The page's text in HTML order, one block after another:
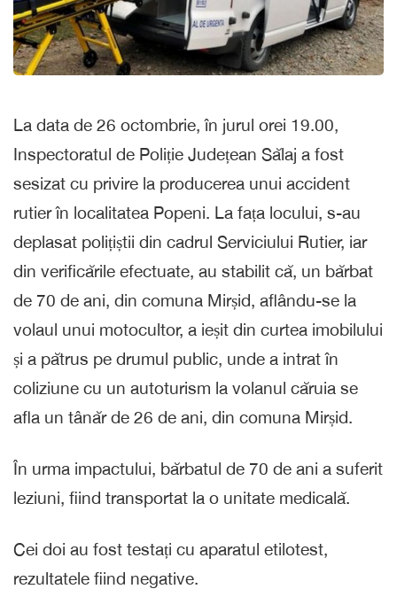
La data de 26 octombrie, în jurul orei 19.00,
Inspectoratul de Poliție Județean Sălaj a fost
sesizat cu privire la producerea unui accident
rutier în localitatea Popeni. La fața locului, s-au
deplasat polițiștii din cadrul Serviciului Rutier, iar
din verificările efectuate, au stabilit că, un bărbat
de 70 de ani, din comuna Mirșid, aflându-se la
volaul unui motocultor, a ieșit din curtea imobilului
și a pătrus pe drumul public, unde a intrat în
coliziune cu un autoturism la volanul căruia se
afla un tânăr de 26 de ani, din comuna Mirșid.
În urma impactului, bărbatul de 70 de ani a suferit
leziuni, fiind transportat la o unitate medicală.
Cei doi au fost testați cu aparatul etilotest,
rezultatele fiind negative.